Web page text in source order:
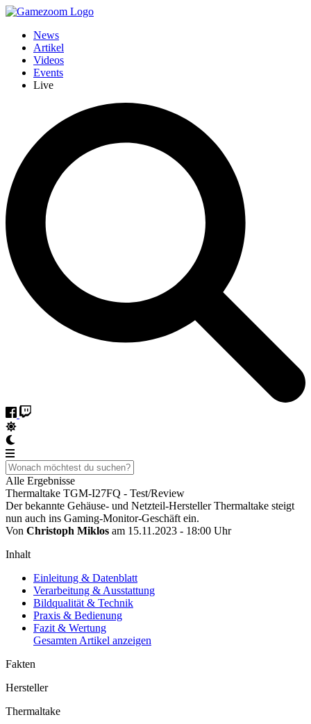
News
Artikel
Videos
Events
Live
Alle Ergebnisse
Thermaltake TGM-I27FQ - Test/Review
Der bekannte Gehäuse- und Netzteil-Hersteller Thermaltake steigt
nun auch ins Gaming-Monitor-Geschäft ein.
Von Christoph Miklos am 15.11.2023 - 18:00 Uhr
Inhalt
Einleitung & Datenblatt
Verarbeitung & Ausstattung
Bildqualität & Technik
Praxis & Bedienung
Fazit & Wertung
Gesamten Artikel anzeigen
Fakten
Hersteller
Thermaltake